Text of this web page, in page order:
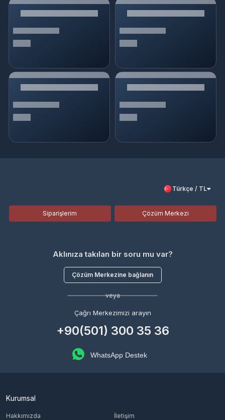
Türkçe / TL
Siparişlerim Çözüm Merkezi
Aklınıza takılan bir soru mu var?
Çözüm Merkezine bağlanın
veya
Çağrı Merkezimizi arayın
+90(501) 300 35 36
WhatsApp Destek
Kurumsal
Hakkımızda
İletişim